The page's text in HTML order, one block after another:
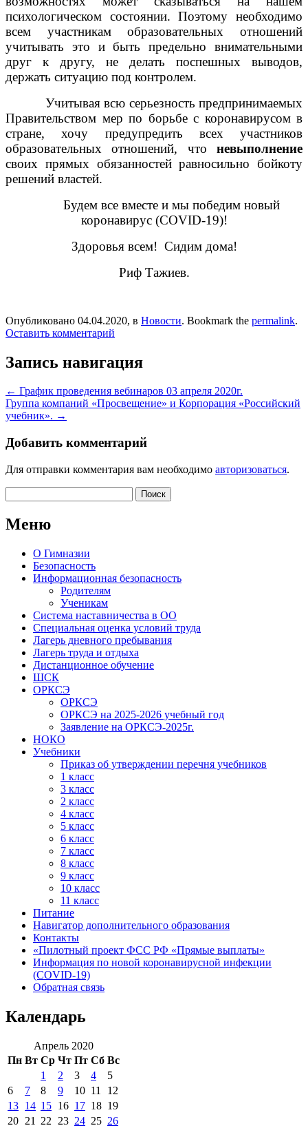
психологическом состоянии. Поэтому необходимо
всем участникам образовательных отношений
учитывать это и быть предельно внимательными
друг к другу, не делать поспешных выводов,
держать ситуацию под контролем.
Учитывая всю серьезность предпринимаемых
Правительством мер по борьбе с коронавирусом в
стране, хочу предупредить всех участников
образовательных отношений, что невыполнение
своих прямых обязанностей равносильно бойкоту
решений властей.
Будем все вместе и мы победим новый
коронавирус (COVID-19)!
Здоровья всем! Сидим дома!
Риф Тажиев.
Опубликовано 04.04.2020, в Новости. Bookmark the permalink.
Оставить комментарий
Запись навигация
← График проведения вебинаров 03 апреля 2020г.
Группа компаний «Просвещение» и Корпорация «Российский
учебник». →
Добавить комментарий
Для отправки комментария вам необходимо авторизоваться.
Меню
О Гимназии
Безопасность
Информационная безопасность
Родителям
Ученикам
Система наставничества в ОО
Специальная оценка условий труда
Лагерь дневного пребывания
Лагерь труда и отдыха
Дистанционное обучение
ШСК
ОРКСЭ
ОРКСЭ
ОРКСЭ на 2025-2026 учебный год
Заявление на ОРКСЭ-2025г.
НОКО
Учебники
Приказ об утверждении перечня учебников
1 класс
3 класс
2 класс
4 класс
5 класс
6 класс
7 класс
8 класс
9 класс
10 класс
11 класс
Питание
Навигатор дополнительного образования
Контакты
«Пилотный проект ФСС РФ «Прямые выплаты»
Информация по новой коронавирусной инфекции
(COVID-19)
Обратная связь
Календарь
Апрель 2020
Пн Вт Ср Чт Пт Сб Вс
1
2 3 4
5
6
7 8 9 10 11
12
13 14 15 16 17 18 19
20 21 22 23 24 25 26